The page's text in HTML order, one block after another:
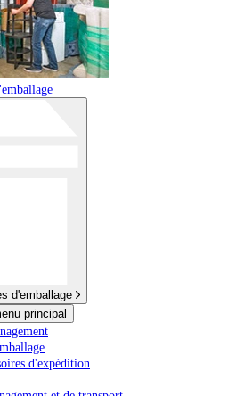
d'emballage
principal
d'expédition